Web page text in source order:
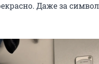
Даже за